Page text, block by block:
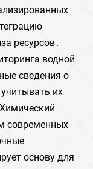
ресурсов․
водной
сведения о
их
современных
основу для